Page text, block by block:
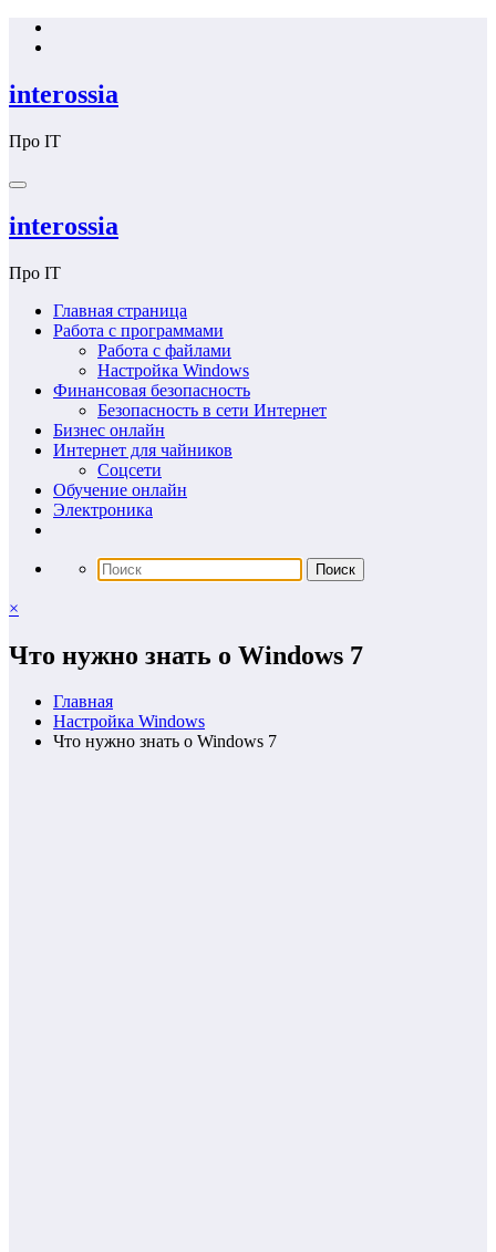
Перейти
interossia
Про IT
interossia
Про IT
Главная страница
Работа с программами
Работа с файлами
Настройка Windows
Финансовая безопасность
Безопасность в сети Интернет
Бизнес онлайн
Интернет для чайников
Соцсети
Обучение онлайн
Электроника
×
Что нужно знать о Windows 7
Главная
Настройка Windows
Что нужно знать о Windows 7